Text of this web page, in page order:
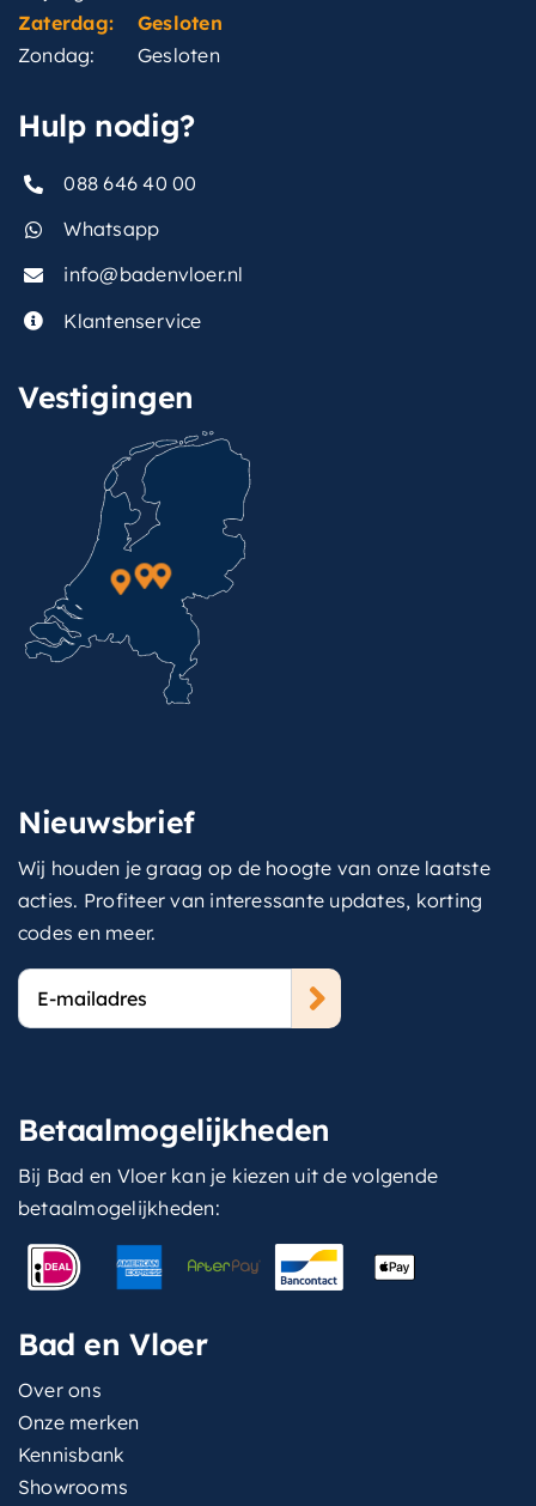
Zaterdag:
Gesloten
Zondag:
Gesloten
Hulp nodig?
088 646 40 00
Whatsapp
info@badenvloer.nl
Klantenservice
Vestigingen
Nieuwsbrief
Wij houden je graag op de hoogte van onze laatste
acties. Profiteer van interessante updates, korting
codes en meer.
E-
mailadres
Betaalmogelijkheden
Bij Bad en Vloer kan je kiezen uit de volgende
betaalmogelijkheden:
Bad en Vloer
Over ons
Onze merken
Kennisbank
Showrooms